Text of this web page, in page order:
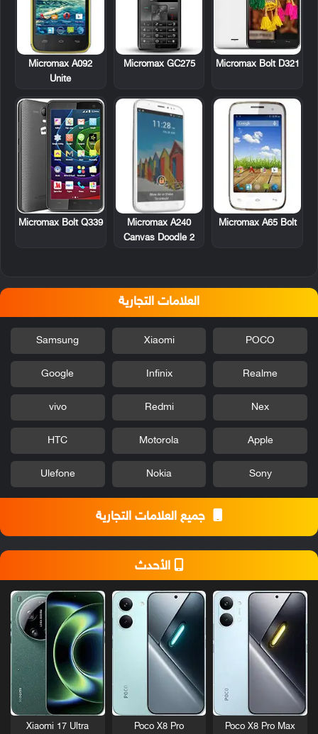
Micromax Bolt D321
Micromax GC275
Micromax A092
Unite
Micromax A65 Bolt
Micromax A240
Canvas Doodle 2
Micromax Bolt Q339
العلامات التجارية
POCO
Xiaomi
Samsung
Realme
Infinix
Google
Nex
Redmi
vivo
Apple
Motorola
HTC
Sony
Nokia
Ulefone
جميع العلامات التجارية
الأحدث
Poco X8 Pro Max
Poco X8 Pro
Xiaomi 17 Ultra